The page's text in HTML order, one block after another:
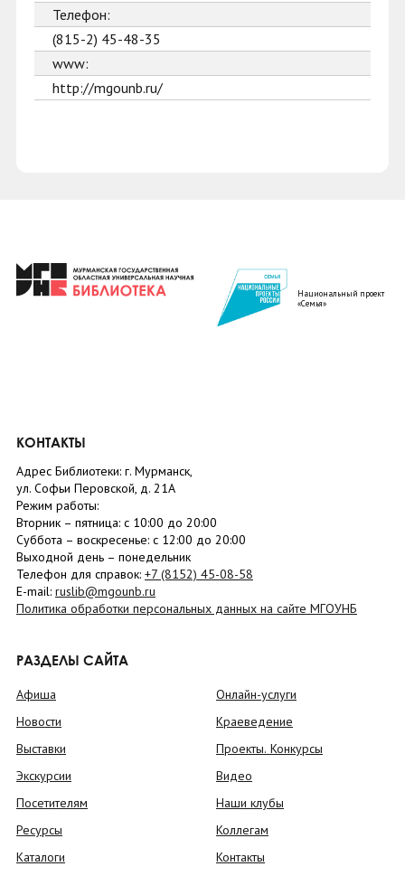
Телефон:
(815-2) 45-48-35
www:
http://mgounb.ru/
Национальный проект
«Семья»
КОНТАКТЫ
Адрес Библиотеки: г. Мурманск,
ул. Софьи Перовской, д. 21А
Режим работы:
Вторник – пятница: с 10:00 до 20:00
Суббота – воскресенье: c 12:00 до 20:00
Выходной день – понедельник
Телефон для справок: +7 (8152) 45-08-58
E-mail: ruslib@mgounb.ru
Политика обработки персональных данных на сайте МГОУНБ
РАЗДЕЛЫ САЙТА
Афиша
Новости
Выставки
Экскурсии
Посетителям
Ресурсы
Каталоги
Онлайн-услуги
Краеведение
Проекты. Конкурсы
Видео
Наши клубы
Коллегам
Контакты